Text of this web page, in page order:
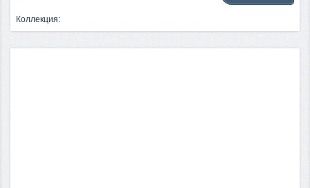
Коллекция: